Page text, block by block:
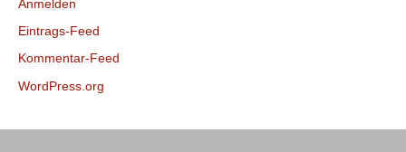
Anmelden
Eintrags-Feed
Kommentar-Feed
WordPress.org